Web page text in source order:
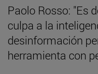
Paolo Rosso: "Es
culpa a la
desinformación
herramienta con